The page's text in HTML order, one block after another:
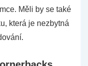
Měli by se také
která je nezbytná